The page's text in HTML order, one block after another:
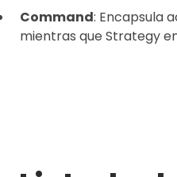
Command: Encapsula
mientras que Strategy